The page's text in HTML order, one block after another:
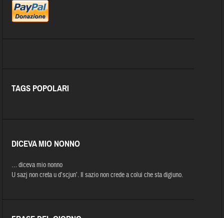
TAGS POPOLARI
DICEVA MIO NONNO
… diceva mio nonno
U sazj non creta u d’scjun’. Il sazio non crede a colui che sta digiuno.